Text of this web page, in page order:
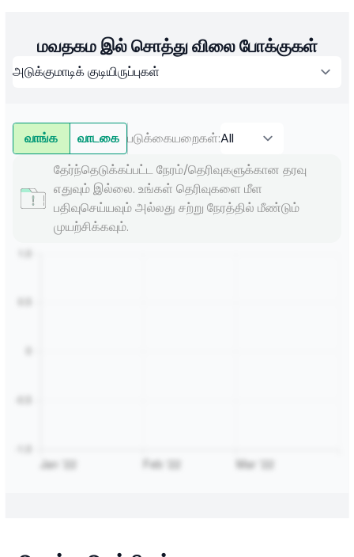
மவதகம இல் சொத்து விலை போக்குகள்
வாங்க வாடகை படுக்கையறைகள்:
தேர்ந்தெடுக்கப்பட்ட நேரம்/தெரிவுகளுக்கான தரவு
எதுவும் இல்லை. உங்கள் தெரிவுகளை மீள
பதிவுசெய்யவும் அல்லது சற்று நேரத்தில் மீண்டும்
முயற்சிக்கவும்.